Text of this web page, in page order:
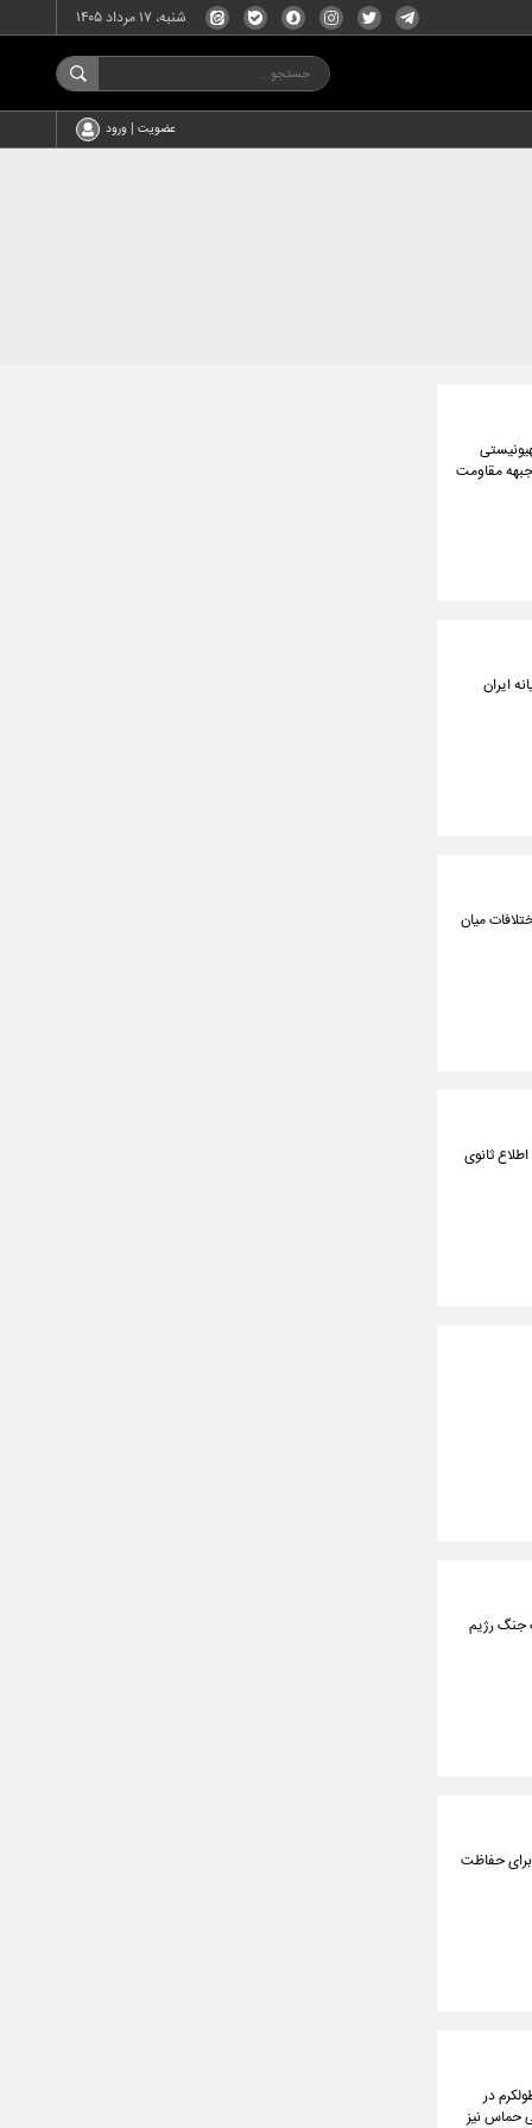
شنبه، ۱۷ مرداد ۱۴۰۵
عضویت | ورود
جبهه مقاومت
ایران
میان
ثانوی
جنگ رژیم
برای حفاظت
در
حماس نیز